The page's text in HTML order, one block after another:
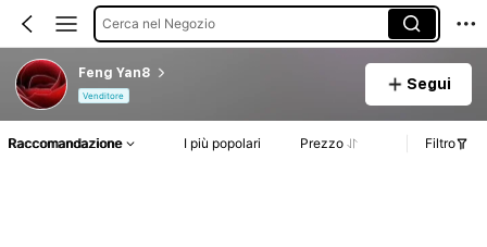
Cerca nel Negozio
Feng Yan8
Venditore
Segui
Raccomandazione I più popolari Prezzo Filtro